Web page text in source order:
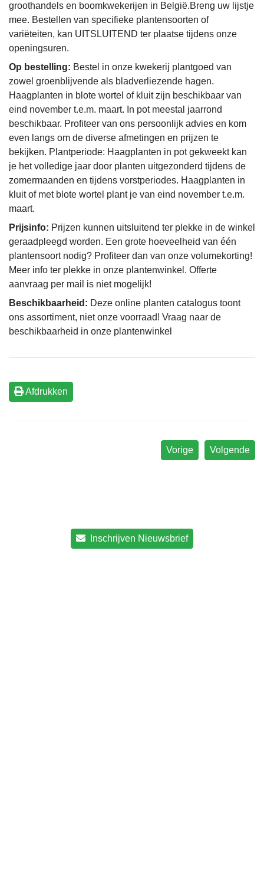
groothandels en boomkwekerijen in België.Breng uw lijstje
mee. Bestellen van specifieke plantensoorten of
variëteiten, kan UITSLUITEND ter plaatse tijdens onze
openingsuren.
Op bestelling: Bestel in onze kwekerij plantgoed van
zowel groenblijvende als bladverliezende hagen.
Haagplanten in blote wortel of kluit zijn beschikbaar van
eind november t.e.m. maart. In pot meestal jaarrond
beschikbaar. Profiteer van ons persoonlijk advies en kom
even langs om de diverse afmetingen en prijzen te
bekijken. Plantperiode: Haagplanten in pot gekweekt kan
je het volledige jaar door planten uitgezonderd tijdens de
zomermaanden en tijdens vorstperiodes. Haagplanten in
kluit of met blote wortel plant je van eind november t.e.m.
maart.
Prijsinfo: Prijzen kunnen uitsluitend ter plekke in de winkel
geraadpleegd worden. Een grote hoeveelheid van één
plantensoort nodig? Profiteer dan van onze volumekorting!
Meer info ter plekke in onze plantenwinkel. Offerte
aanvraag per mail is niet mogelijk!
Beschikbaarheid: Deze online planten catalogus toont
ons assortiment, niet onze voorraad! Vraag naar de
beschikbaarheid in onze plantenwinkel
Afdrukken
Volgende
Vorige
Inschrijven Nieuwsbrief